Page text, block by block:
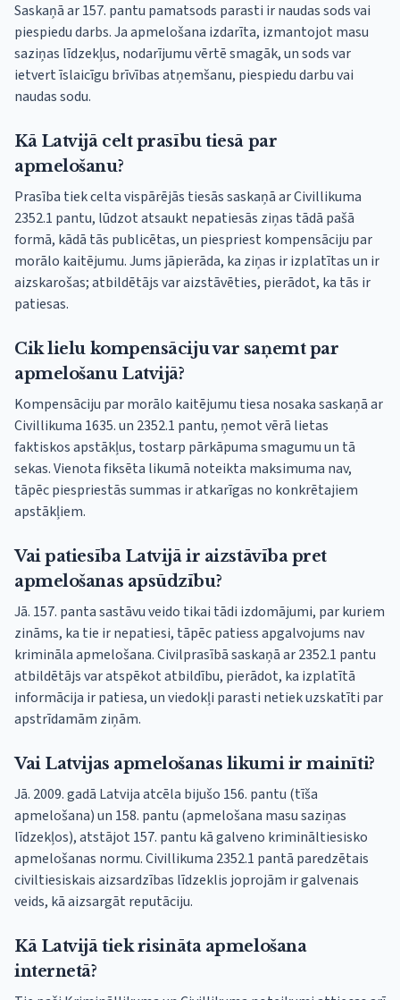
Saskaņā ar 157. pantu pamatsods parasti ir naudas sods vai
piespiedu darbs. Ja apmelošana izdarīta, izmantojot masu
saziņas līdzekļus, nodarījumu vērtē smagāk, un sods var
ietvert īslaicīgu brīvības atņemšanu, piespiedu darbu vai
naudas sodu.
Kā Latvijā celt prasību tiesā par
apmelošanu?
Prasība tiek celta vispārējās tiesās saskaņā ar Civillikuma
2352.1 pantu, lūdzot atsaukt nepatiesās ziņas tādā pašā
formā, kādā tās publicētas, un piespriest kompensāciju par
morālo kaitējumu. Jums jāpierāda, ka ziņas ir izplatītas un ir
aizskarošas; atbildētājs var aizstāvēties, pierādot, ka tās ir
patiesas.
Cik lielu kompensāciju var saņemt par
apmelošanu Latvijā?
Kompensāciju par morālo kaitējumu tiesa nosaka saskaņā ar
Civillikuma 1635. un 2352.1 pantu, ņemot vērā lietas
faktiskos apstākļus, tostarp pārkāpuma smagumu un tā
sekas. Vienota fiksēta likumā noteikta maksimuma nav,
tāpēc piespriestās summas ir atkarīgas no konkrētajiem
apstākļiem.
Vai patiesība Latvijā ir aizstāvība pret
apmelošanas apsūdzību?
Jā. 157. panta sastāvu veido tikai tādi izdomājumi, par kuriem
zināms, ka tie ir nepatiesi, tāpēc patiess apgalvojums nav
krimināla apmelošana. Civilprasībā saskaņā ar 2352.1 pantu
atbildētājs var atspēkot atbildību, pierādot, ka izplatītā
informācija ir patiesa, un viedokļi parasti netiek uzskatīti par
apstrīdamām ziņām.
Vai Latvijas apmelošanas likumi ir mainīti?
Jā. 2009. gadā Latvija atcēla bijušo 156. pantu (tīša
apmelošana) un 158. pantu (apmelošana masu saziņas
līdzekļos), atstājot 157. pantu kā galveno krimināltiesisko
apmelošanas normu. Civillikuma 2352.1 pantā paredzētais
civiltiesiskais aizsardzības līdzeklis joprojām ir galvenais
veids, kā aizsargāt reputāciju.
Kā Latvijā tiek risināta apmelošana
internetā?